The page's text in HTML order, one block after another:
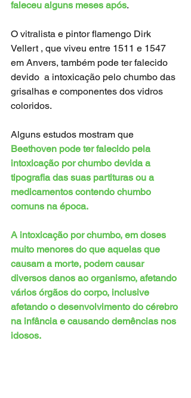
faleceu alguns meses após.
O vitralista e pintor flamengo Dirk
Vellert , que viveu entre 1511 e 1547
em Anvers, também pode ter falecido
devido  a intoxicação pelo chumbo das
grisalhas e componentes dos vidros
coloridos.
Alguns estudos mostram que
Beethoven pode ter falecido pela
intoxicação por chumbo devida a
tipografia das suas partituras ou a
medicamentos contendo chumbo
comuns na época.
A intoxicação por chumbo, em doses
muito menores do que aquelas que
causam a morte, podem causar
diversos danos ao organismo, afetando
vários órgãos do corpo, inclusive
afetando o desenvolvimento do cérebro
na infância e causando demências nos
idosos.